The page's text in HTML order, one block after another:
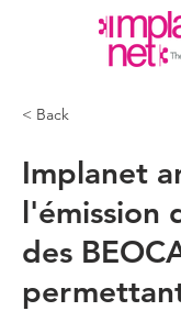
< Back
Implanet
l'émission
des